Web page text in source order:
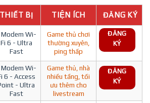
THIẾT BỊ TIỆN ÍCH ĐĂNG KÝ
Wi-
Fi 6 - Ultra
Fast
Game thủ chơi
thường xuyên,
ping thấp
ĐĂNG
KÝ
Wi-
6 - Access
- Ultra
Fast
Game thủ, nhà
nhiều tầng, tối
ưu thêm cho
livestream
ĐĂNG
KÝ